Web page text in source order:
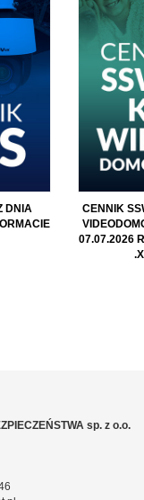
DNIA
CENNIK
07.07.2026
sp. z o.o.